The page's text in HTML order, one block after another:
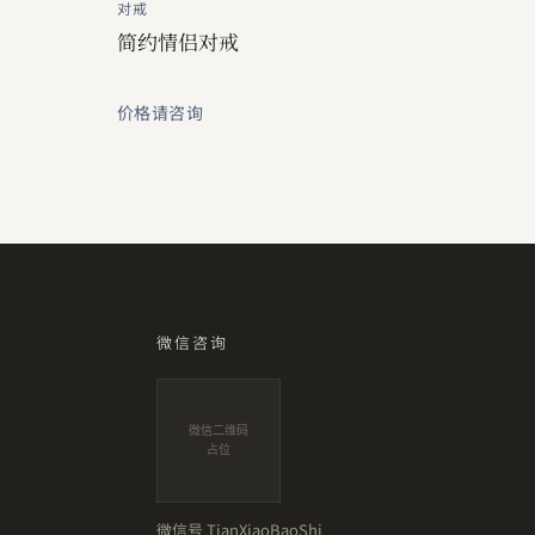
对戒
简约情侣对戒
价格请咨询
微信咨询
微信二维码
占位
微信号 TianXiaoBaoShi